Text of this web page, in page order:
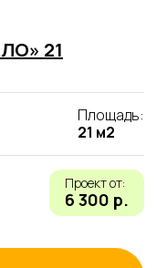
21
Площадь:
21 м2
Проект от:
6 300 р.